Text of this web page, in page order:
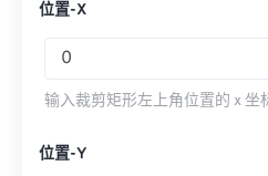
位置-X
输入裁剪矩形左上角位置的 x 坐
位置-Y